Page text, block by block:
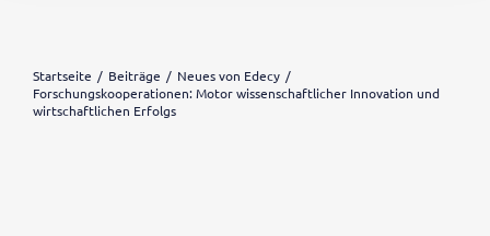
Startseite Beiträge
Neues von Edecy
Forschungskooperationen: Motor wissenschaftlicher Innovation und
wirtschaftlichen Erfolgs